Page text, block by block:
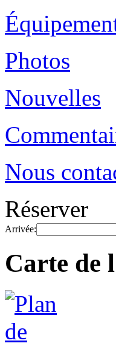
Photos
Nouvelles
Nous
Réserver
Arrivée:
Carte de